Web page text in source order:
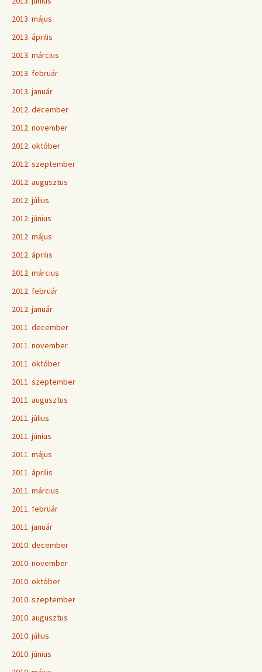
2013. május
2013. április
2013. március
2013. február
2013. január
2012. december
2012. november
2012. október
2012. szeptember
2012. augusztus
2012. július
2012. június
2012. május
2012. április
2012. március
2012. február
2012. január
2011. december
2011. november
2011. október
2011. szeptember
2011. augusztus
2011. július
2011. június
2011. május
2011. április
2011. március
2011. február
2011. január
2010. december
2010. november
2010. október
2010. szeptember
2010. augusztus
2010. július
2010. június